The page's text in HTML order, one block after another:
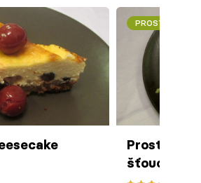
PROSTŘENO!
Prostřeno:
šťouchané